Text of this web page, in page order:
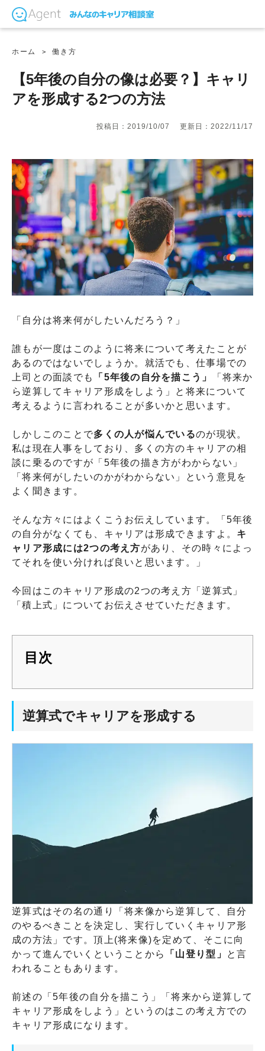
ホーム 働き方
【5年後の自分の像は必要？】キャリ
アを形成する2つの方法
投稿日：2019/10/07 更新日：2022/11/17
「自分は将来何がしたいんだろう？」
誰もが一度はこのように将来について考えたことが
あるのではないでしょうか。就活でも、仕事場での
上司との面談でも
「5年後の自分を描こう」
「将来か
ら逆算してキャリア形成をしよう」と将来について
考えるように言われることが多いかと思います。
しかしこのことで多くの人が悩んでいるのが現状。
私は現在人事をしており、多くの方のキャリアの相
談に乗るのですが「5年後の描き方がわからない」
「将来何がしたいのかがわからない」という意見を
よく聞きます。
そんな方々にはよくこうお伝えしています。「5年後
の自分がなくても、キャリアは形成できますよ。 キ
ャリア形成には2つの考え方があり、その時々によっ
てそれを使い分ければ良いと思います。」
今回はこのキャリア形成の2つの考え方「逆算式」
「積上式」についてお伝えさせていただきます。
目次
逆算式でキャリアを形成する
逆算式はその名の通り「将来像から逆算して、自分
のやるべきことを決定し、実行していくキャリア形
成の方法」です。頂上(将来像)を定めて、そこに向
かって進んでいくということから
「山登り型」
と言
われることもあります。
前述の「5年後の自分を描こう」「将来から逆算して
キャリア形成をしよう」というのはこの考え方での
キャリア形成になります。